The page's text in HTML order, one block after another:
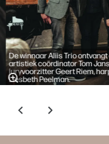
De winnaar Aliis Trio ontvangt
artistiek coördinator Tom
juryvoorzitter Geert Riem,
Liesbeth Peelman.